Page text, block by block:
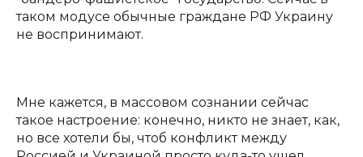
таком модусе обычные граждане РФ Украину
не воспринимают.
Мне кажется, в массовом сознании сейчас
такое настроение: конечно, никто не знает, как,
но все хотели бы, чтоб конфликт между